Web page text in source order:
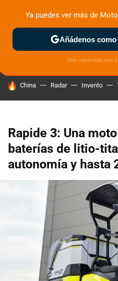
ZONA DE PRUEBAS
HOY SE HABLA DE
China Radar Invento
Rapide 3: Una
baterías de litio-
autonomía y hasta
Ya puedes ver más de
Añádenos
Solo necesitas una